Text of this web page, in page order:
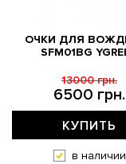
ОЧКИ ДЛЯ
SFM01BG
6500 грн.
13000 грн.
КУПИТЬ
в наличии